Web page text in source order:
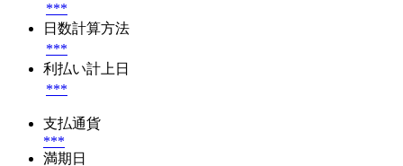
***
日数計算方法
***
利払い計上日
***
支払通貨
***
満期日